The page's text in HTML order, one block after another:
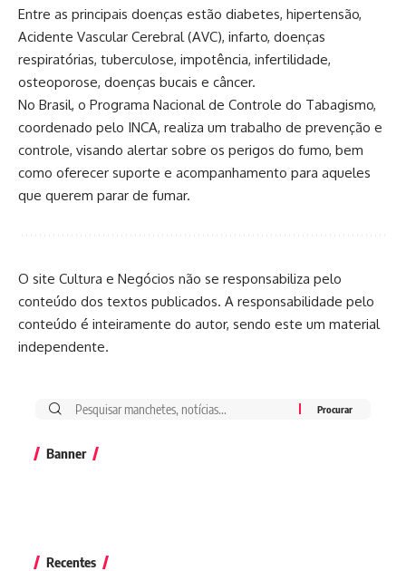
Entre as principais doenças estão diabetes, hipertensão,
Acidente Vascular Cerebral (AVC), infarto, doenças
respiratórias, tuberculose, impotência, infertilidade,
osteoporose, doenças bucais e câncer.
No Brasil, o Programa Nacional de Controle do Tabagismo,
coordenado pelo INCA, realiza um trabalho de prevenção e
controle, visando alertar sobre os perigos do fumo, bem
como oferecer suporte e acompanhamento para aqueles
que querem parar de fumar.
O site Cultura e Negócios não se responsabiliza pelo
conteúdo dos textos publicados. A responsabilidade pelo
conteúdo é inteiramente do autor, sendo este um material
independente.
Banner
Recentes